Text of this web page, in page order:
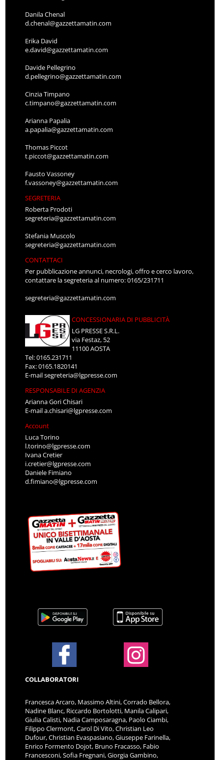
Danila Chenal
d.chenal@gazzettamatin.com
Erika David
e.david@gazzettamatin.com
Davide Pellegrino
d.pellegrino@gazzettamatin.com
Cinzia Timpano
c.timpano@gazzettamatin.com
Arianna Papalia
a.papalia@gazzettamatin.com
Thomas Piccot
t.piccot@gazzettamatin.com
Fausto Vassoney
f.vassoney@gazzettamatin.com
SEGRETERIA
Roberta Prodoti
segreteria@gazzettamatin.com
Stefania Muscolo
segreteria@gazzettamatin.com
CONTATTACI
Per pubblicazione annunci, necrologi, offro e cerco lavoro,
contattare la segreteria al numero: 0165/231711
segreteria@gazzettamatin.com
CONCESSIONARIA DI PUBBLICITÀ
LG PRESSE S.R.L.
via Festaz, 52
11100 AOSTA
Tel: 0165.231711
Fax: 0165.1820141
E-mailsegreteria@lgpresse.com
RESPONSABILE DI AGENZIA
Arianna Gori Chisari
E-maila.chisari@lgpresse.com
Account
Luca Torino
l.torino@lgpresse.com
Ivana Cretier
i.cretier@lgpresse.com
Daniele Fimiano
d.fimiano@lgpresse.com
COLLABORATORI
Francesca Arcaro, Massimo Altini, Corrado Bellora,
Nadine Blanc, Riccardo Bortolotti, Manila Calipari,
Giulia Calisti, Nadia Camposaragna, Paolo Ciambi,
Filippo Clermont, Carol Di Vito, Christian Leo
Dufour, Christian Evaspasiano, Giuseppe Farinella,
Enrico Formento Dojot, Bruno Fracasso, Fabio
Francesconi, Sofia Fregnani, Giorgia Gambino,